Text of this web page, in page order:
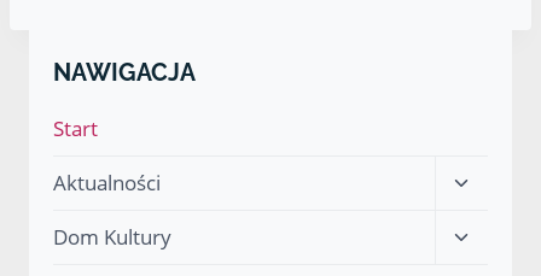
NAWIGACJA
Start
Aktualności
Przełącz
Dom Kultury
Przełącz